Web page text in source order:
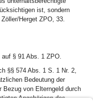
ist, sondern
Herget ZPO, 33.
auf § 91 Abs. 1 ZPO.
§§ 574 Abs. 1 S. 1 Nr. 2,
Bedeutung der
Bezug von Elterngeld durch
Angehörigen des